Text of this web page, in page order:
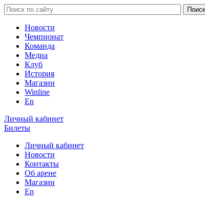
Новости
Чемпионат
Команда
Медиа
Клуб
История
Магазин
Winline
En
Личный кабинет
Билеты
Личный кабинет
Новости
Контакты
Об арене
Магазин
En